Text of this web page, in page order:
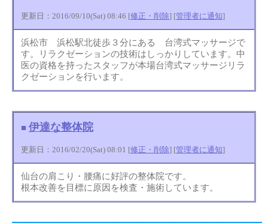
更新日：2016/09/10(Sat) 08:46 [修正・削除] [管理者に通知]
浜松市 浜松駅北徒歩３分にある 台湾式マッサージで
す。リラクゼーションの技術はしっかりしています。中
医の資格を持ったスタッフが本場台湾式マッサージリラ
クゼーションを行います。
■ 伊達な整体院
更新日：2016/02/20(Sat) 08:01 [修正・削除] [管理者に通知]
仙台の肩こり・腰痛に好評の整体院です。
根本改善を目標に原因を検査・施術しています。